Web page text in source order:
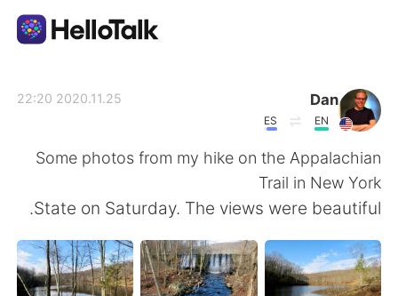
English 简体中文
Dan
EN
ES
2020.11.25 22:20
Some photos from my hike on the Appalachian
Trail in New York
State on Saturday. The views were beautiful.